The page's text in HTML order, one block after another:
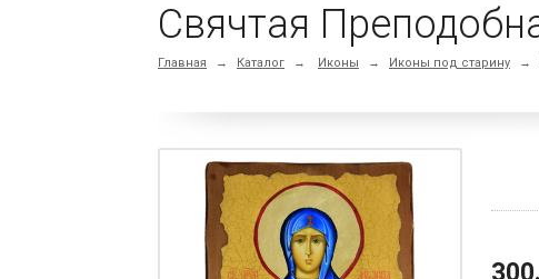
Свячтая
Главная → Каталог → Иконы → Иконы под старину →